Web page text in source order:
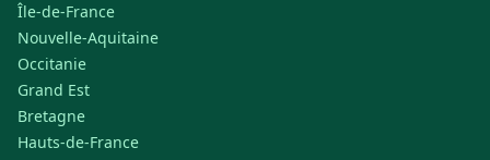
Île-de-France
Nouvelle-Aquitaine
Occitanie
Grand Est
Bretagne
Hauts-de-France